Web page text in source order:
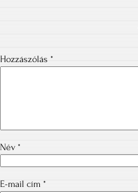
Hozzászólás *
Név *
E-mail cím *